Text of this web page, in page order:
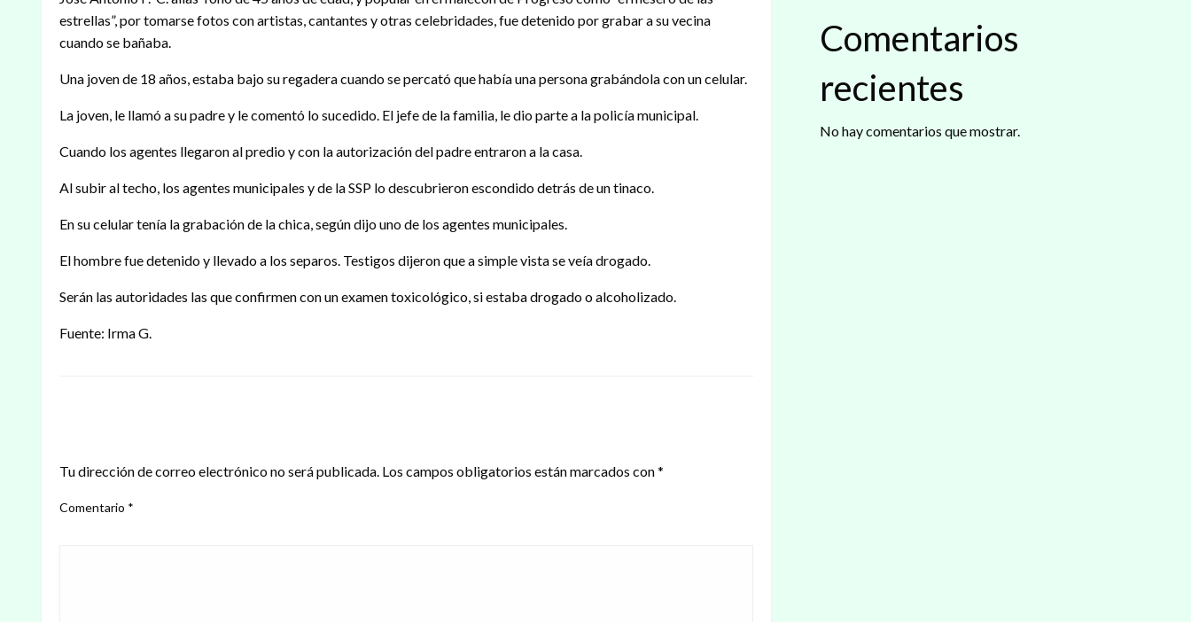
estrellas”, por tomarse fotos con artistas, cantantes y otras celebridades, fue detenido por grabar a su vecina
cuando se bañaba.
Una joven de 18 años, estaba bajo su regadera cuando se percató que había una persona grabándola con un celular.
La joven, le llamó a su padre y le comentó lo sucedido. El jefe de la familia, le dio parte a la policía municipal.
Cuando los agentes llegaron al predio y con la autorización del padre entraron a la casa.
Al subir al techo, los agentes municipales y de la SSP lo descubrieron escondido detrás de un tinaco.
En su celular tenía la grabación de la chica, según dijo uno de los agentes municipales.
El hombre fue detenido y llevado a los separos. Testigos dijeron que a simple vista se veía drogado.
Serán las autoridades las que confirmen con un examen toxicológico, si estaba drogado o alcoholizado.
Fuente: Irma G.
Tu dirección de correo electrónico no será publicada. Los campos obligatorios están marcados con*
Comentario *
Comentarios
recientes
No hay comentarios que mostrar.